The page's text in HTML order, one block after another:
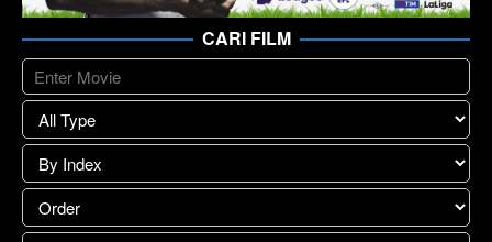
CARI FILM